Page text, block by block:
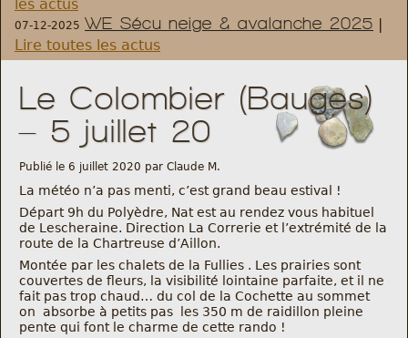
Règlement et statuts
Modalités d’inscriptions
Cartes découvertes
Comité Directeur
Frais kilométriques
Formation
Infos contact
les actus
07-12-2025 WE Sécu neige & avalanche 2025 |
Lire toutes les actus
Le Colombier (Bauges)
– 5 juillet 20
Publié le 6 juillet 2020 par Claude M.
La météo n’a pas menti, c’est grand beau estival !
Départ 9h du Polyèdre, Nat est au rendez vous habituel
de Lescheraine. Direction La Correrie et l’extrémité de la
route de la Chartreuse d’Aillon.
Montée par les chalets de la Fullies . Les prairies sont
couvertes de fleurs, la visibilité lointaine parfaite, et il ne
fait pas trop chaud… du col de la Cochette au sommet
on absorbe à petits pas les 350 m de raidillon pleine
pente qui font le charme de cette rando !